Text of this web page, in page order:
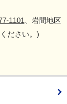
1101 、岩間地区
ださい。)